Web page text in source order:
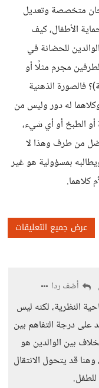
متخصصة وتعديل
الأطفال، كيف
للحضانة في
مجرم مثلًا أو
فالصورة الذهنية
له دور وليس من
أو الطبخ أو أي شيء،
من طرف وهذا لا
بمسؤولية هو غير
كلاهما.
عرض جميع التعليقات
أضف ردا
النظرية، لكنه ليس
على درجة التفاهم بين
بين الوالدين هو
قد يتحول الانتقال